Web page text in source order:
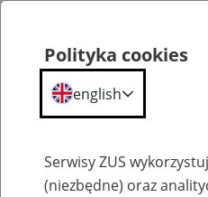
Polityka cookies
english
Serwisy ZUS
(niezbędne) oraz